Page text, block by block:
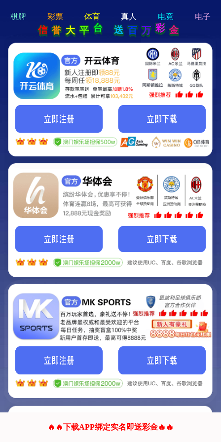
hi 💗
Hey Guys!
我们即将上线啦...
我们的网站正在建设.
它将是非常棒的网站.
联系我们!